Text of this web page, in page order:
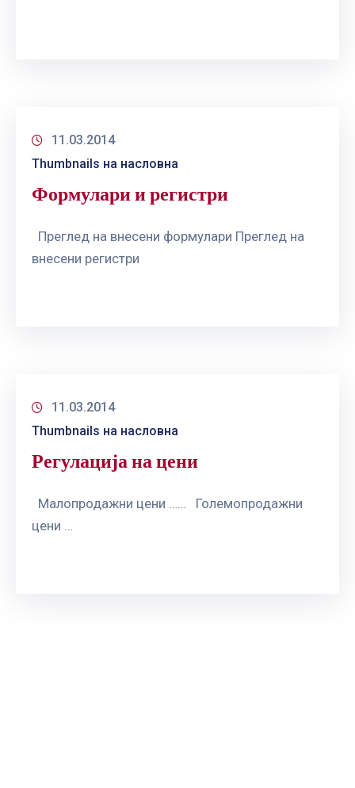
11.03.2014
Thumbnails на насловна
Формулари и регистри
Преглед на внесени формулари Преглед на
внесени регистри
11.03.2014
Thumbnails на насловна
Регулација на цени
Малопродажни цени …… Големопродажни
цени …